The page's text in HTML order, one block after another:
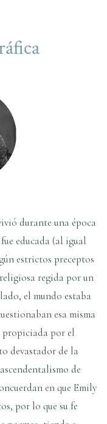
durante una época
educada (al igual
estrictos preceptos
regida por un
el mundo estaba
esa misma
por el
devastador de la
de
en que Emily
por lo que su fe